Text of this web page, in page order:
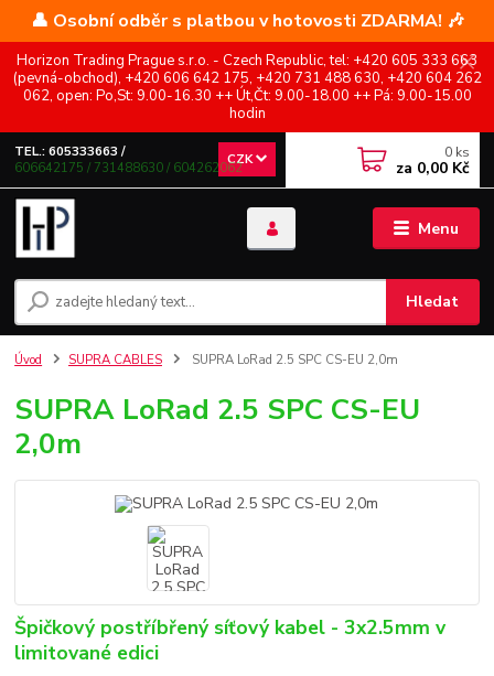
👤 Osobní odběr s platbou v hotovosti ZDARMA! 🎶
Horizon Trading Prague s.r.o. - Czech Republic, tel: +420 605 333 663
(pevná-obchod), +420 606 642 175, +420 731 488 630, +420 604 262
062, open: Po,St: 9.00-16.30 ++ Út,Čt: 9.00-18.00 ++ Pá: 9.00-15.00
hodin
Menu
CZK
Hledat
TEL.: 605333663 /
606642175 / 731488630 / 604262062
0 ks
za 0,00 Kč
Úvod SUPRA CABLES SUPRA LoRad 2.5 SPC CS-EU 2,0m
SUPRA LoRad 2.5 SPC CS-EU
2,0m
Špičkový postříbřený síťový kabel - 3x2.5mm v
limitované edici